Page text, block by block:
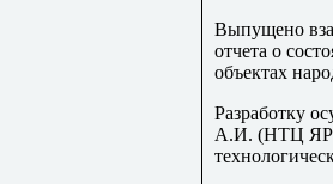
Выпущено
отчета о
объектах
Разработку
А.И. (НТЦ